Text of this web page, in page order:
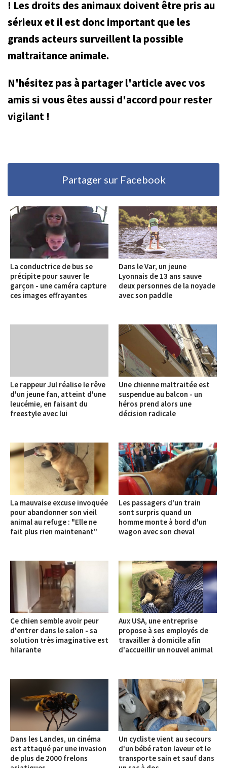
! Les droits des animaux doivent être pris au
sérieux et il est donc important que les
grands acteurs surveillent la possible
maltraitance animale.
N'hésitez pas à partager l'article avec vos
amis si vous êtes aussi d'accord pour rester
vigilant !
Partager sur Facebook
La conductrice de bus se
précipite pour sauver le
garçon - une caméra capture
ces images effrayantes
Dans le Var, un jeune
Lyonnais de 13 ans sauve
deux personnes de la noyade
avec son paddle
Le rappeur Jul réalise le rêve
d'un jeune fan, atteint d'une
leucémie, en faisant du
freestyle avec lui
Une chienne maltraitée est
suspendue au balcon - un
héros prend alors une
décision radicale
La mauvaise excuse invoquée
pour abandonner son vieil
animal au refuge : "Elle ne
fait plus rien maintenant"
Les passagers d'un train
sont surpris quand un
homme monte à bord d'un
wagon avec son cheval
Ce chien semble avoir peur
d'entrer dans le salon - sa
solution très imaginative est
hilarante
Aux USA, une entreprise
propose à ses employés de
travailler à domicile afin
d'accueillir un nouvel animal
Dans les Landes, un cinéma
est attaqué par une invasion
de plus de 2000 frelons
Un cycliste vient au secours
d'un bébé raton laveur et le
transporte sain et sauf dans